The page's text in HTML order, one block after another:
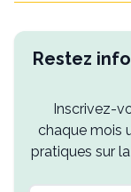
Restez
Inscrivez-
chaque mois
pratiques sur